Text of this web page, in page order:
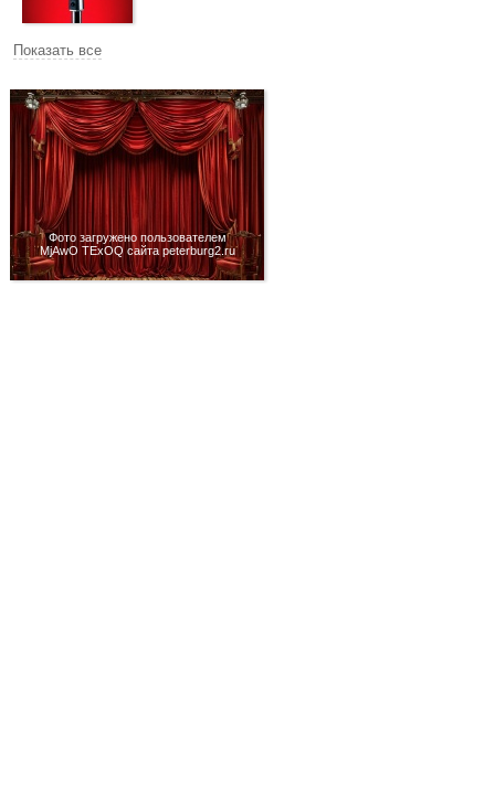
Показать все
Фото загружено пользователем
MjAwO TExOQ сайта peterburg2.ru